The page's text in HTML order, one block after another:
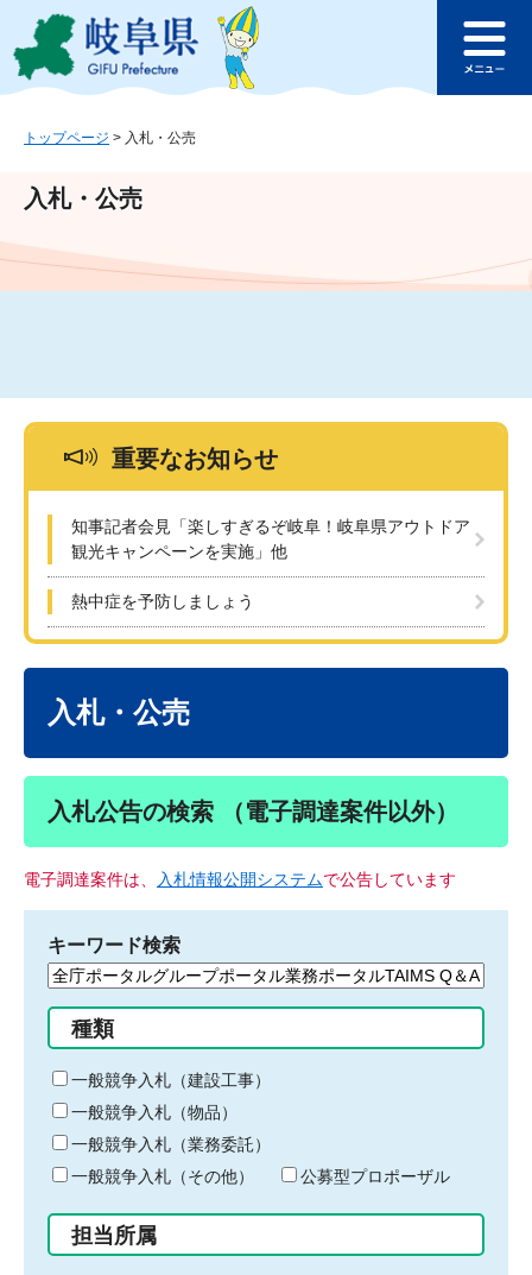
ジ
ュ
文
このページの本文へ
ュ
トップページ > 入札・公売
入札・公売
重要なお知らせ
知事記者会見「楽しすぎるぞ岐阜！岐阜県アウトドア
観光キャンペーンを実施」他
熱中症を予防しましょう
入札・公売
入札公告の検索 （電子調達案件以外）
電子調達案件は、 入札情報公開システムで公告しています
キーワード検索
検
る
キ
ー
ワ
ー
ド
入
力
種類
一般競争入札（建設工事）
一般競争入札（物品）
一般競争入札（業務委託）
一般競争入札（その他）
公募型プロポーザル
担当所属